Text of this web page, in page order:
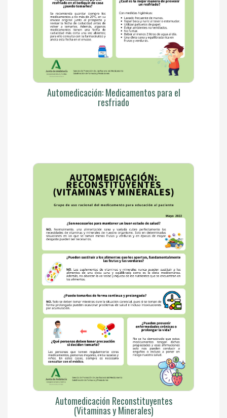
Automedicación: Medicamentos para el
resfriado
Automedicación Reconstituyentes
(Vitaminas y Minerales)